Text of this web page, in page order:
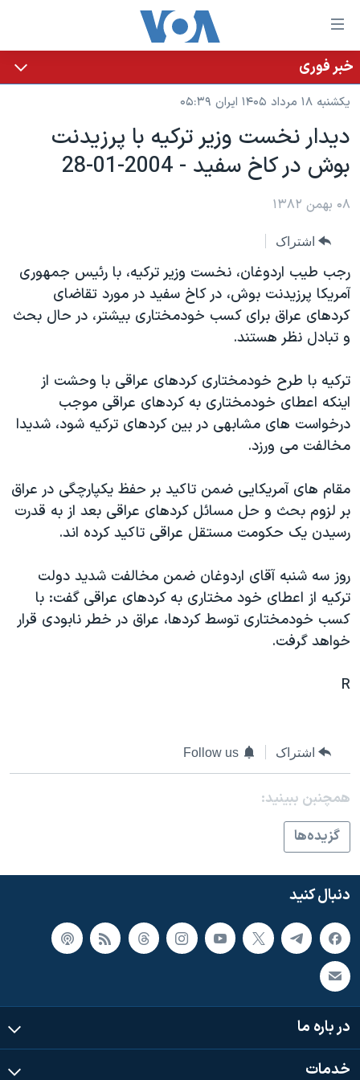
لینکهای
قابل
دسترسی
جهش
محتوای
اصلی
جهش
به
اصلی
جهش
به
جستجو
خانه
نسخه سبک وب‌سایت
موضوع ها
ایران
آمریکا
گزیده‌ها
ویژه برنامه‌ها
ویدیوها
فرهنگ و زندگی
حقوق شهروندی
اقتصادی
اسرائیل در جنگ
گالری عکس
برنامه های تلویزیونی
جدول برنامه ها
صفحه‌های ویژه
عملیات خشم حماسی
۲۵۰سالگی آمریکا
بایگانی برنامه‌های تلویزیونی
مستندها
انتخابات ریاست جمهوری آمریکا ۲۰۲۴
حمله جمهوری اسلامی به اسرائیل
ورزش زنان در ایران
اعتراضات زن، زندگی، آزادی
تریبونال مردمی آبان ۹۸
دادگاه حمید نوری
چهل سال گروگان‌گیری
نرگس محمدی برنده جایزه نوبل صلح
صفحه‌های ویژه
سفر پرزیدنت ترامپ به چین
پخش رادیویی
یادگیری زبان انگلیسی
دنبال کنید
زبانهای مختلف
خبر فوری
یکشنبه ۱۸ مرداد ۱۴۰۵ ایران ۰۵:۳۹
ديدار نخست وزير ترکيه با پرزيدنت
بوش در کاخ سفيد - 2004-01-28
۰۸ بهمن ۱۳۸۲
اشتراک
رجب طيب اردوغان، نخست وزير ترکيه، با رئيس جمهوری
آمريکا پرزيدنت بوش، در کاخ سفيد در مورد تقاضای
کردهای عراق برای کسب خودمختاری بيشتر، در حال بحث
و تبادل نظر هستند.
ترکيه با طرح خودمختاری کردهای عراقی با وحشت از
اينکه اعطای خودمختاری به کردهای عراقی موجب
درخواست های مشابهی در بين کردهای ترکيه شود، شديدا
مخالفت می ورزد.
مقام های آمريکايی ضمن تاکيد بر حفظ يکپارچگی در عراق
بر لزوم بحث و حل مسائل کردهای عراقی بعد از به قدرت
رسيدن يک حکومت مستقل عراقی تاکيد کرده اند.
روز سه شنبه آقای اردوغان ضمن مخالفت شديد دولت
ترکيه از اعطای خود مختاری به کردهای عراقی گفت: با
کسب خودمختاری توسط کردها، عراق در خطر نابودی قرار
خواهد گرفت.
R
اشتراک Follow us
همچنبن ببینید:
گزيده‌ها
دنبال کنید
در باره ما
خدمات